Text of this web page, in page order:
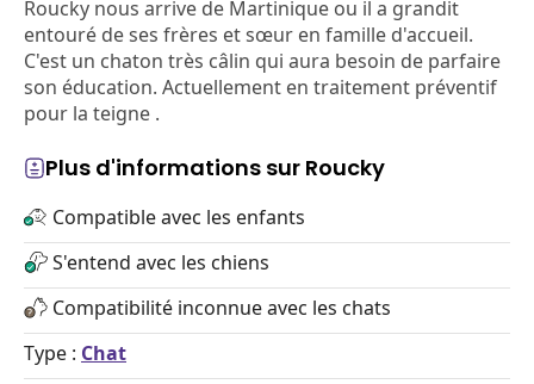
Roucky nous arrive de Martinique ou il a grandit
entouré de ses frères et sœur en famille d'accueil.
C'est un chaton très câlin qui aura besoin de parfaire
son éducation. Actuellement en traitement préventif
pour la teigne .
Plus d'informations sur Roucky
Compatible avec les enfants
S'entend avec les chiens
Compatibilité inconnue avec les chats
Type : Chat